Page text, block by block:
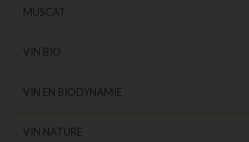
MUSCAT
VIN BIO
VIN EN BIODYNAMIE
VIN NATURE